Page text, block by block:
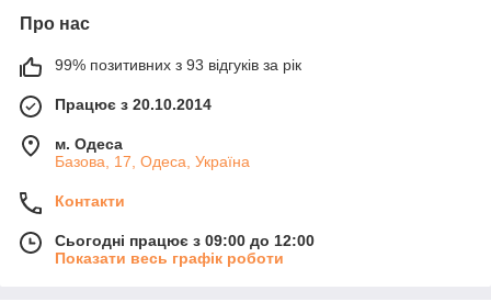
Про нас
99% позитивних з 93 відгуків за рік
Працює з 20.10.2014
м. Одеса
Базова, 17, Одеса, Україна
Контакти
Сьогодні працює з 09:00 до 12:00
Показати весь графік роботи